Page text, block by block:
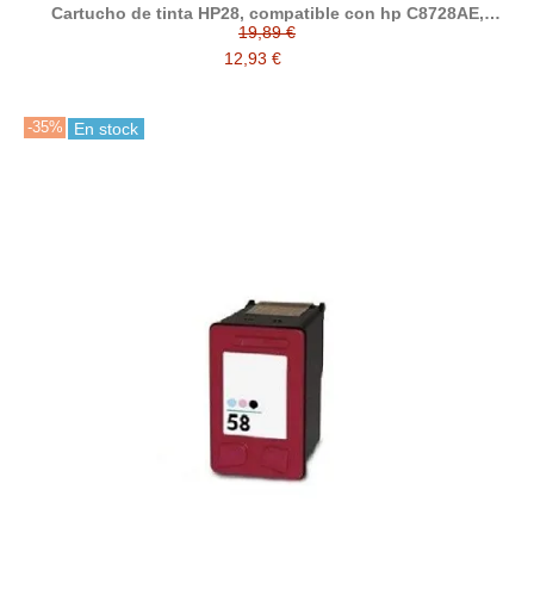
Cartucho de tinta HP28, compatible con hp C8728AE,
tricolor
19,89 €
12,93 €
-35% En stock